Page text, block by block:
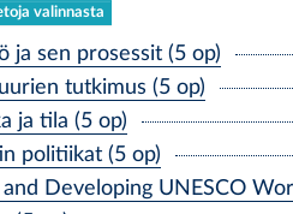
valinnasta
ja sen prosessit (5 op)
tutkimus (5 op)
ja tila (5 op)
politiikat (5 op)
Developing UNESCO